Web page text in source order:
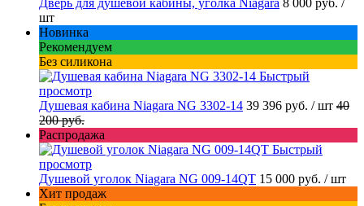
Дверь для душевой кабины, уголка Niagara 8 000 руб. /
шт
Новинка
Рекомендуем
Без силикона
Быстрый
просмотр
Душевая кабина Niagara NG 3302-14 39 396 руб. / шт 40
200 руб.
Распродажа
Быстрый
просмотр
Душевой уголок Niagara NG 009-14QT 15 000 руб. / шт
Хит продаж